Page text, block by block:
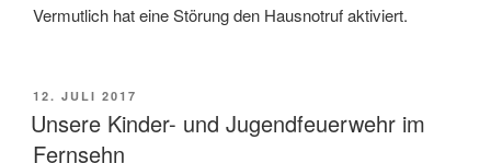
Vermutlich hat eine Störung den Hausnotruf aktiviert.
VERÖFFENTLICHT
AM
12. JULI 2017
Unsere Kinder- und Jugendfeuerwehr im
Fernsehn